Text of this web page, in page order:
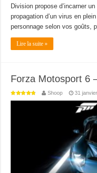
Division propose d’incarner
propagation d’un virus en
personnage selon vos goûts,
Lire la suite »
Forza Motosport 6
Shoop 31